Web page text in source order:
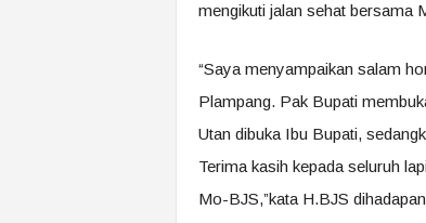
mengikuti jalan sehat bersama
“Saya menyampaikan salam
Plampang. Pak Bupati
Utan dibuka Ibu Bupati,
Terima kasih kepada seluruh
Mo-BJS,”kata H.BJS